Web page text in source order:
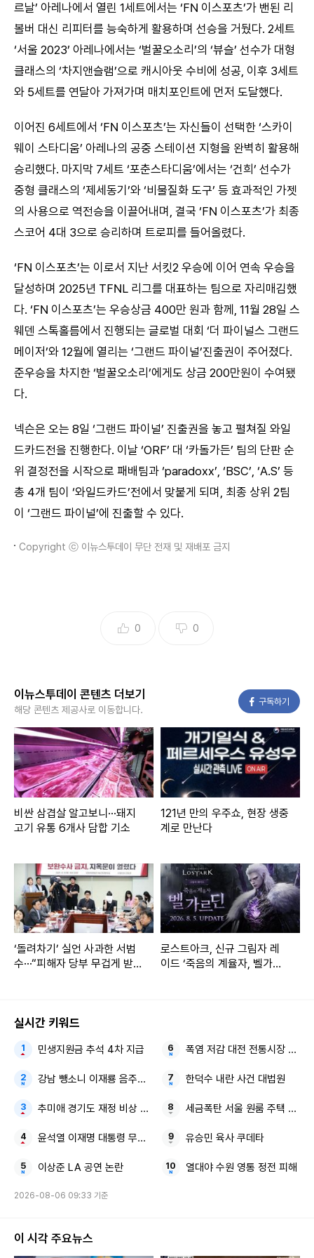
르날’ 아레나에서 열린 1세트에서는 ‘FN 이스포츠’가 밴된 리
볼버 대신 리피터를 능숙하게 활용하며 선승을 거뒀다. 2세트
‘서울 2023’ 아레나에서는 ‘벌꿀오소리’의 ‘뷰슬’ 선수가 대형
클래스의 ‘차지앤슬램’으로 캐시아웃 수비에 성공, 이후 3세트
와 5세트를 연달아 가져가며 매치포인트에 먼저 도달했다.
이어진 6세트에서 ‘FN 이스포츠’는 자신들이 선택한 ‘스카이
웨이 스타디움’ 아레나의 공중 스테이션 지형을 완벽히 활용해
승리했다. 마지막 7세트 ‘포춘스타디움’에서는 ‘건희’ 선수가
중형 클래스의 ‘제세동기’와 ‘비물질화 도구’ 등 효과적인 가젯
의 사용으로 역전승을 이끌어내며, 결국 ‘FN 이스포츠’가 최종
스코어 4대 3으로 승리하며 트로피를 들어올렸다.
‘FN 이스포츠’는 이로서 지난 서킷2 우승에 이어 연속 우승을
달성하며 2025년 TFNL 리그를 대표하는 팀으로 자리매김했
다. ‘FN 이스포츠’는 우승상금 400만 원과 함께, 11월 28일 스
웨덴 스톡홀름에서 진행되는 글로벌 대회 ‘더 파이널스 그랜드
메이저’와 12월에 열리는 ‘그랜드 파이널’진출권이 주어졌다.
준우승을 차지한 ‘벌꿀오소리’에게도 상금 200만원이 수여됐
다.
넥슨은 오는 8일 ‘그랜드 파이널’ 진출권을 놓고 펼쳐질 와일
드카드전을 진행한다. 이날 ‘ORF’ 대 ‘카돌가든’ 팀의 단판 순
위 결정전을 시작으로 패배팀과 ‘paradoxx’, ‘BSC’, ‘A.S’ 등
총 4개 팀이 ‘와일드카드’전에서 맞붙게 되며, 최종 상위 2팀
이 ‘그랜드 파이널’에 진출할 수 있다.
Copyright ⓒ 이뉴스투데이 무단 전재 및 재배포 금지
0 0
이뉴스투데이 콘텐츠 더보기
해당 콘텐츠 제공사로 이동합니다.
구독하기
비싼 삼겹살 알고보니···돼지
고기 유통 6개사 담합 기소
121년 만의 우주쇼, 현장 생중
계로 만난다
‘돌려차기’ 실언 사과한 서범
수···“피해자 당부 무겁게 받
로스트아크, 신규 그림자 레
이드 ‘죽음의 계율자, 벨가르
실시간 키워드
민생지원금 추석 4차 지급
강남 뺑소니 이재룡 음주운전
추미애 경기도 재정 비상 상황
윤석열 이재명 대통령 무속인
이상준 LA 공연 논란
폭염 저감 대전 전통시장 냉풍
한덕수 내란 사건 대법원
세금폭탄 서울 원룸 주택 보유
유승민 육사 쿠데타
열대야 수원 영통 정전 피해
2026-08-06 09:33 기준
이 시각 주요뉴스